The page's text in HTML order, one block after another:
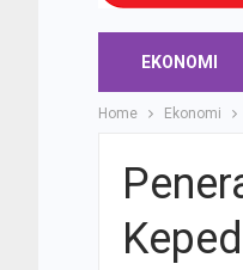
EKONOMI
Home Ekonomi